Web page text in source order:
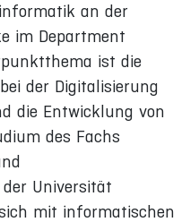
an der
im Department
ist die
der Digitalisierung
die Entwicklung von
des Fachs
Universität
mit informatischen